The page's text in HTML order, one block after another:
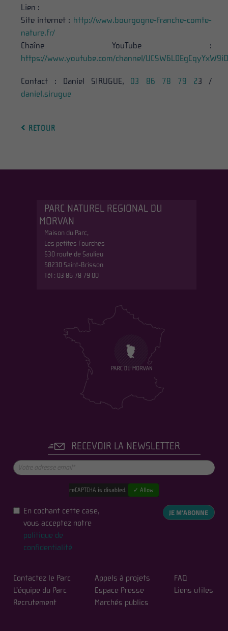
Lien :
Site internet : http://www.bourgogne-franche-comte-
nature.fr/
Chaîne YouTube :
https://www.youtube.com/channel/
Contact : Daniel SIRUGUE, 03 86 78 79 23 /
daniel.sirugue
RETOUR
PARC NATUREL REGIONAL DU
MORVAN
Maison du Parc,
Les petites Fourches
530 route de Saulieu
58230 Saint-Brisson
Tél : 03 86 78 79 00
RECEVOIR LA NEWSLETTER
reCAPTCHA is disabled. ✓ Allow
En cochant cette case,
vous acceptez notre
politique de
confidentialité
JE M'ABONNE
Contactez le Parc
L'équipe du Parc
Recrutement
Appels à projets
Espace Presse
Marchés publics
FAQ
Liens utiles